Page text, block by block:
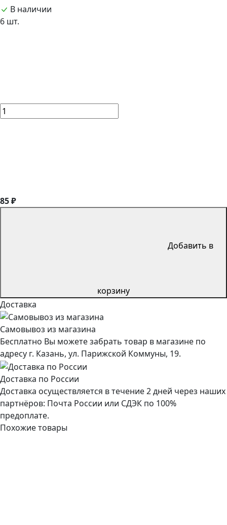
В наличии
6 шт.
85 ₽
Добавить в
корзину
Доставка
Самовывоз из магазина
Бесплатно Вы можете забрать товар в магазине по
адресу г. Казань, ул. Парижской Коммуны, 19.
Доставка по России
Доставка осуществляется в течение 2 дней через наших
партнёров: Почта России или СДЭК по 100%
предоплате.
Похожие товары